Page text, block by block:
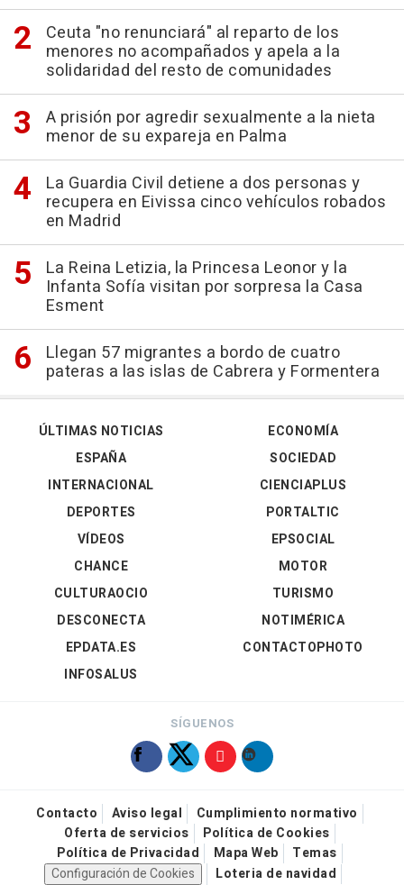
Ceuta "no renunciará" al reparto de los
menores no acompañados y apela a la
solidaridad del resto de comunidades
A prisión por agredir sexualmente a la nieta
menor de su expareja en Palma
La Guardia Civil detiene a dos personas y
recupera en Eivissa cinco vehículos robados
en Madrid
La Reina Letizia, la Princesa Leonor y la
Infanta Sofía visitan por sorpresa la Casa
Esment
Llegan 57 migrantes a bordo de cuatro
pateras a las islas de Cabrera y Formentera
ÚLTIMAS NOTICIAS
ESPAÑA
INTERNACIONAL
DEPORTES
VÍDEOS
ECONOMÍA
SOCIEDAD
CIENCIAPLUS
PORTALTIC
EPSOCIAL
CHANCE
CULTURAOCIO
DESCONECTA
EPDATA.ES
INFOSALUS
MOTOR
TURISMO
NOTIMÉRICA
CONTACTOPHOTO
SÍGUENOS
Contacto Aviso legal
Cumplimiento normativo
Oferta de servicios
Política de Cookies
Política de Privacidad
Mapa Web
Temas
Configuración de Cookies
Loteria de navidad